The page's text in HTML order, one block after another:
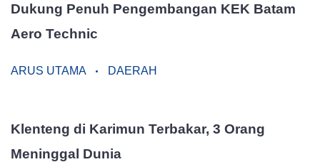
Dukung Penuh Pengembangan KEK Batam
Aero Technic
ARUS UTAMA DAERAH
Klenteng di Karimun Terbakar, 3 Orang
Meninggal Dunia